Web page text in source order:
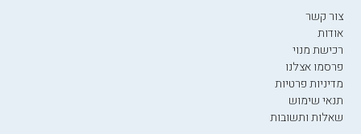
צור קשר
אודות
רכישת מנוי
פרסמו אצלנו
מדיניות פרטיות
תנאי שימוש
שאלות ותשובות